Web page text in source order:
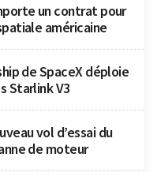
un contrat pour
américaine
de SpaceX déploie
Starlink V3
vol d’essai du
de moteur